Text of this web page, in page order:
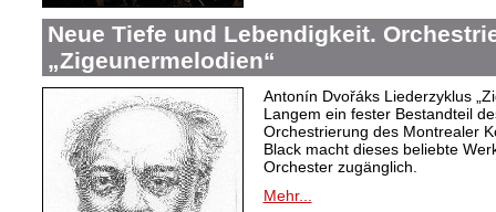
Neue Tiefe und Lebendigkeit.
„Zigeunermelodien“
Antonín Dvořáks Liederzyklus
Langem ein fester Bestandteil
Orchestrierung des Montrealer
Black macht dieses beliebte
Orchester zugänglich.
Mehr...